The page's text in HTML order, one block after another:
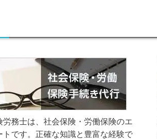
労務士は、社会保険・労働保険のエ
トです。正確な知識と豊富な経験で